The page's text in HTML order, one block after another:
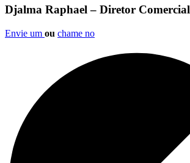
Djalma Raphael – Diretor Comercial
Envie um ou chame no